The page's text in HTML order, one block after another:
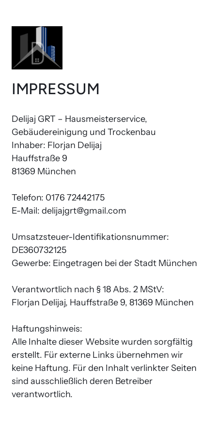
IMPRESSUM
Delijaj GRT – Hausmeisterservice,
Gebäudereinigung und Trockenbau
Inhaber: Florjan Delijaj
Hauffstraße 9
81369 München
Telefon: 0176 72442175
E-Mail: delijajgrt@gmail.com
Umsatzsteuer-Identifikationsnummer:
DE360732125
Gewerbe: Eingetragen bei der Stadt München
Verantwortlich nach § 18 Abs. 2 MStV:
Florjan Delijaj, Hauffstraße 9, 81369 München
Haftungshinweis:
Alle Inhalte dieser Website wurden sorgfältig
erstellt. Für externe Links übernehmen wir
keine Haftung. Für den Inhalt verlinkter Seiten
sind ausschließlich deren Betreiber
verantwortlich.